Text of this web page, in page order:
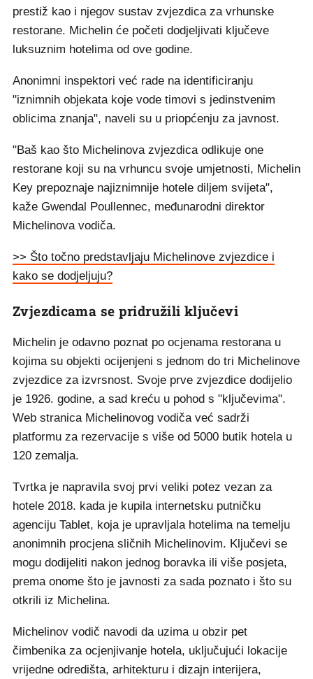
prestiž kao i njegov sustav zvjezdica za vrhunske
restorane. Michelin će početi dodjeljivati ​​ključeve
luksuznim hotelima od ove godine.
Anonimni inspektori već rade na identificiranju
"iznimnih objekata koje vode timovi s jedinstvenim
oblicima znanja", naveli su u priopćenju za javnost.
"Baš kao što Michelinova zvjezdica odlikuje one
restorane koji su na vrhuncu svoje umjetnosti, Michelin
Key prepoznaje najiznimnije hotele diljem svijeta",
kaže Gwendal Poullennec, međunarodni direktor
Michelinova vodiča.
>> Što točno predstavljaju Michelinove zvjezdice i
kako se dodjeljuju?
Zvjezdicama se pridružili ključevi
Michelin je odavno poznat po ocjenama restorana u
kojima su objekti ocijenjeni s jednom do tri Michelinove
zvjezdice za izvrsnost. Svoje prve zvjezdice dodijelio
je 1926. godine, a sad kreću u pohod s "ključevima".
Web stranica Michelinovog vodiča već sadrži
platformu za rezervacije s više od 5000 butik hotela u
120 zemalja.
Tvrtka je napravila svoj prvi veliki potez vezan za
hotele 2018. kada je kupila internetsku putničku
agenciju Tablet, koja je upravljala hotelima na temelju
anonimnih procjena sličnih Michelinovim. Ključevi se
mogu dodijeliti nakon jednog boravka ili više posjeta,
prema onome što je javnosti za sada poznato i što su
otkrili iz Michelina.
Michelinov vodič navodi da uzima u obzir pet
čimbenika za ocjenjivanje hotela, uključujući lokacije
vrijedne odredišta, arhitekturu i dizajn interijera,